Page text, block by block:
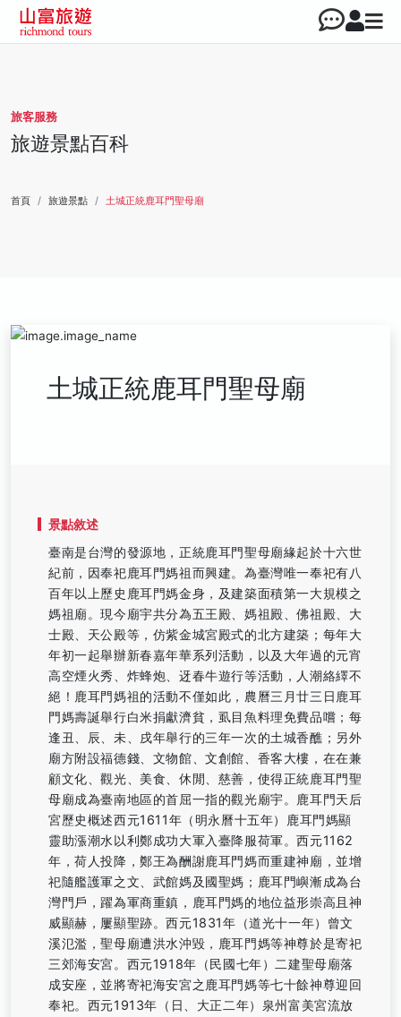
旅客服務
旅遊景點百科
首頁 旅遊景點 土城正統鹿耳門聖母廟
土城正統鹿耳門聖母廟
景點敘述
臺南是台灣的發源地，正統鹿耳門聖母廟緣起於十六世
紀前，因奉祀鹿耳門媽祖而興建。為臺灣唯一奉祀有八
百年以上歷史鹿耳門媽金身，及建築面積第一大規模之
媽祖廟。現今廟宇共分為五王殿、媽祖殿、佛祖殿、大
士殿、天公殿等，仿紫金城宮殿式的北方建築；每年大
年初一起舉辦新春嘉年華系列活動，以及大年過的元宵
高空煙火秀、炸蜂炮、迓春牛遊行等活動，人潮絡繹不
絕！鹿耳門媽祖的活動不僅如此，農曆三月廿三日鹿耳
門媽壽誕舉行白米捐獻濟貧，虱目魚料理免費品嚐；每
逢丑、辰、未、戌年舉行的三年一次的土城香醮；另外
廟方附設福德錢、文物館、文創館、香客大樓，在在兼
顧文化、觀光、美食、休閒、慈善，使得正統鹿耳門聖
母廟成為臺南地區的首屈一指的觀光廟宇。鹿耳門天后
宮歷史概述西元1611年（明永曆十五年）鹿耳門媽顯
靈助漲潮水以利鄭成功大軍入臺降服荷軍。西元1162
年，荷人投降，鄭王為酬謝鹿耳門媽而重建神廟，並增
祀隨艦護軍之文、武館媽及國聖媽；鹿耳門嶼漸成為台
灣門戶，躍為軍商重鎮，鹿耳門媽的地位益形崇高且神
威顯赫，屢顯聖跡。西元1831年（道光十一年）曾文
溪氾濫，聖母廟遭洪水沖毀，鹿耳門媽等神尊於是寄祀
三郊海安宮。西元1918年（民國七年）二建聖母廟落
成安座，並將寄祀海安宮之鹿耳門媽等七十餘神尊迎回
奉祀。西元1913年（日、大正二年）泉州富美宮流放